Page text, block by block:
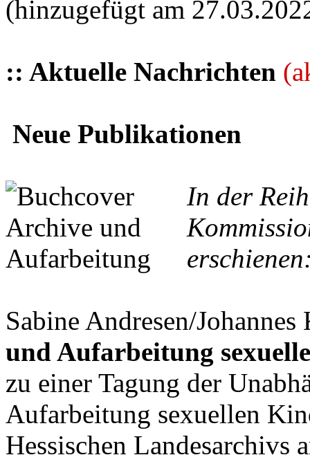
(hinzugefügt am
:: Aktuelle Nachrichten
Neue Publikationen
In der
Sabine Andresen/
und Aufarbeitung
zu einer Tagung der
Aufarbeitung sexuellen
Hessischen Landesarchivs